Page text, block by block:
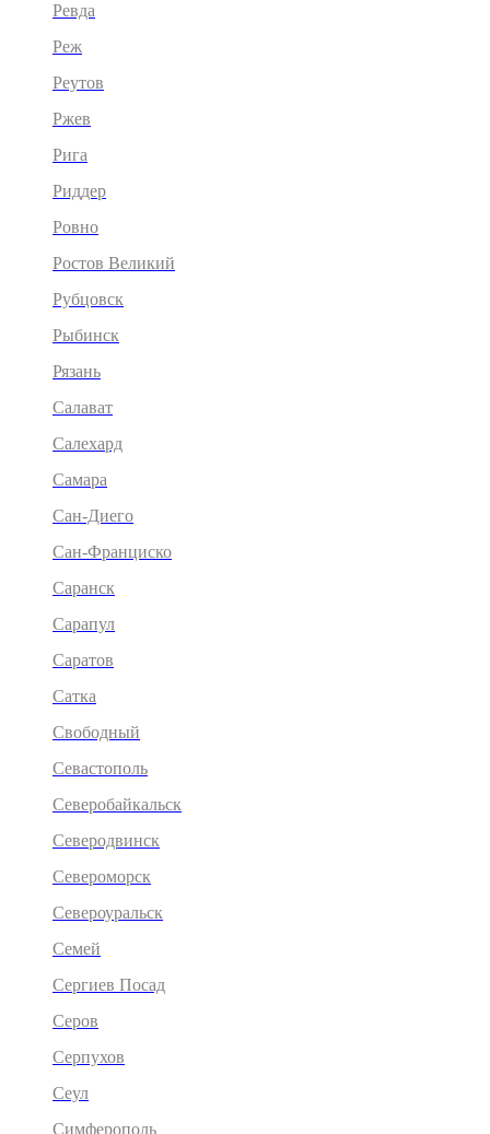
Ревда
Реж
Реутов
Ржев
Рига
Риддер
Ровно
Ростов Великий
Рубцовск
Рыбинск
Рязань
Салават
Салехард
Самара
Сан-Диего
Сан-Франциско
Саранск
Сарапул
Саратов
Сатка
Свободный
Севастополь
Северобайкальск
Северодвинск
Североморск
Североуральск
Семей
Сергиев Посад
Серов
Серпухов
Сеул
Симферополь